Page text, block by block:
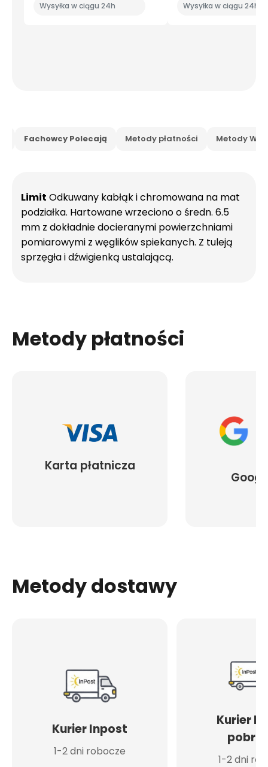
Wysyłka w ciągu 24h Wysyłka w ciągu 24h
Fachowcy Polecają Metody płatności Metody
Limit Odkuwany kabłąk i chromowana na mat
podziałka. Hartowane wrzeciono o średn. 6.5
mm z dokładnie docieranymi powierzchniami
pomiarowymi z węglików spiekanych. Z tuleją
sprzęgła i dźwigienką ustalającą.
Metody płatności
Karta płatnicza
Metody dostawy
Kurier Inpost
1-2 dni robocze
Kurier
1-2 dni